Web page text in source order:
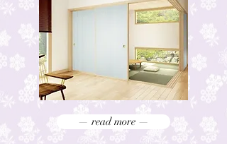
— read more —